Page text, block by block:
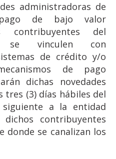
administradoras de
de bajo valor
del
se vinculen con
de crédito y/o
de pago
dichas novedades
(3) días hábiles del
siguiente a la entidad
contribuyentes
donde se canalizan los